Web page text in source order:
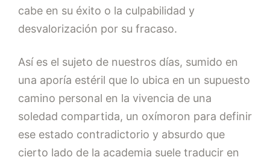
cabe en su éxito o la culpabilidad y
desvalorización por su fracaso.
Así es el sujeto de nuestros días, sumido en
una aporía estéril que lo ubica en un supuesto
camino personal en la vivencia de una
soledad compartida, un oxímoron para definir
ese estado contradictorio y absurdo que
cierto lado de la academia suele traducir en